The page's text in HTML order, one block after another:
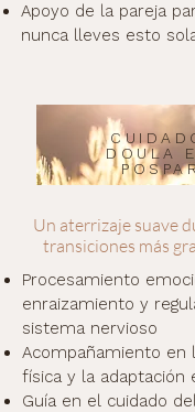
Apoyo de la pareja
nunca lleves esto
DOULA
Un aterrizaje suave
transiciones más
Procesamiento
enraizamiento y
sistema nervioso
Acompañamiento en
física y la adaptación
Guía en el cuidado